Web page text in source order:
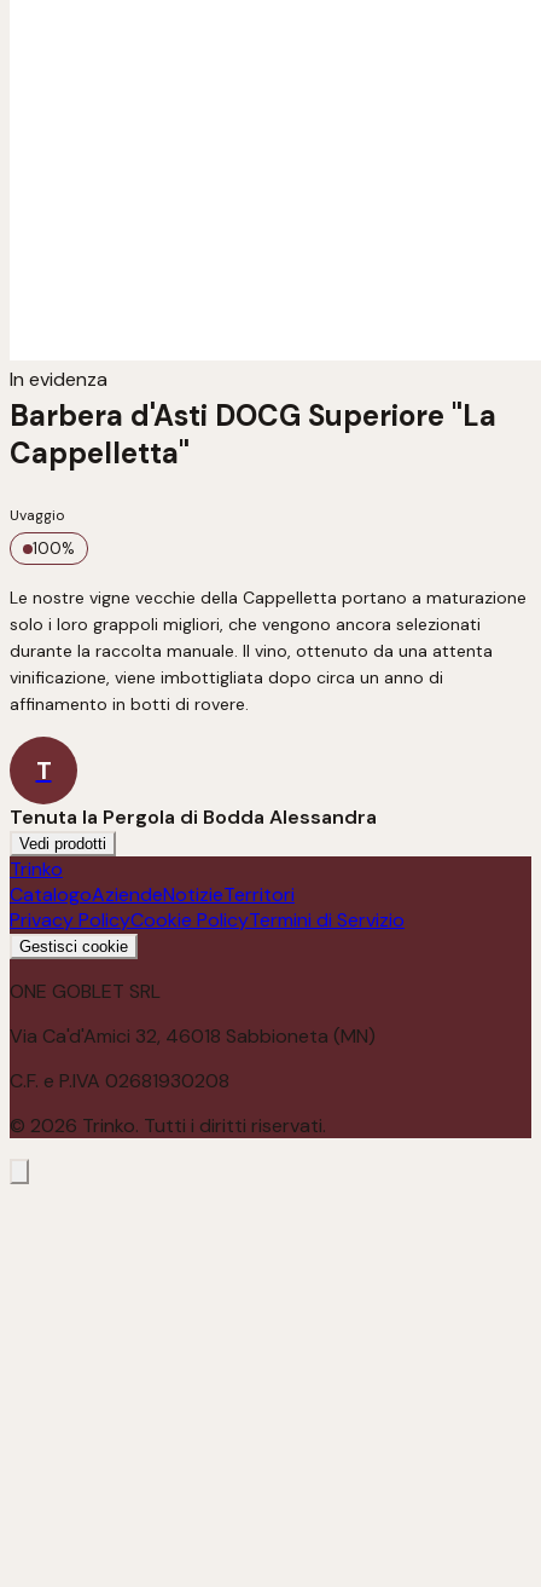
In evidenza
Barbera d'Asti DOCG Superiore "La
Cappelletta"
Uvaggio
100%
Le nostre vigne vecchie della Cappelletta portano a maturazione
solo i loro grappoli migliori, che vengono ancora selezionati
durante la raccolta manuale. Il vino, ottenuto da una attenta
vinificazione, viene imbottigliata dopo circa un anno di
affinamento in botti di rovere.
T
Tenuta la Pergola di Bodda Alessandra
Vedi prodotti
Trinko
CatalogoAziendeNotizieTerritori
Privacy PolicyCookie PolicyTermini di Servizio
Gestisci cookie
ONE GOBLET SRL
Via Ca'd'Amici 32, 46018 Sabbioneta (MN)
C.F. e P.IVA 02681930208
© 2026 Trinko. Tutti i diritti riservati.